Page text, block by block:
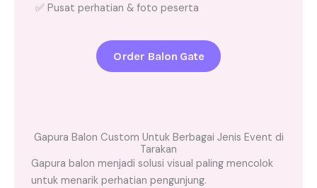
✅ Pusat perhatian & foto peserta
Order Balon Gate
Gapura Balon Custom Untuk Berbagai Jenis Event di
Tarakan
Gapura balon menjadi solusi visual paling mencolok
untuk menarik perhatian pengunjung.